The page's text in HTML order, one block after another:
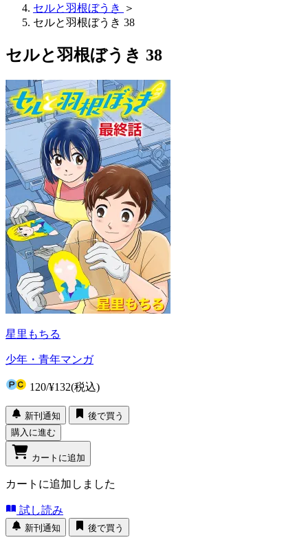
セルと羽根ぼうき
＞
セルと羽根ぼうき 38
セルと羽根ぼうき 38
星里もちる
少年・青年マンガ
120/¥132(税込)
新刊通知
後で買う
購入に進む
カートに追加
カートに追加しました
試し読み
新刊通知 後で買う